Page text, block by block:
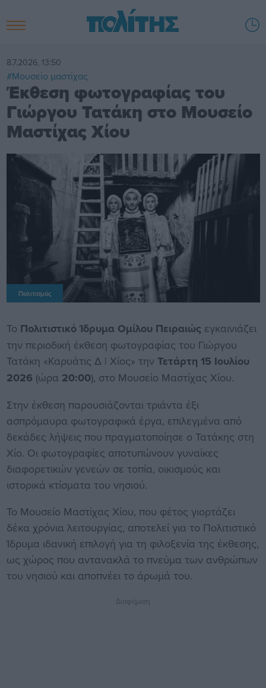
8.7.2026, 13:50
#Μουσείο μαστίχας
Έκθεση φωτογραφίας του
Γιώργου Τατάκη στο Μουσείο
Μαστίχας Χίου
Πολιτισμός
Το Πολιτιστικό Ίδρυμα Ομίλου Πειραιώς εγκαινιάζει
την περιοδική έκθεση φωτογραφίας του Γιώργου
Τατάκη «Καρυάτις Δ | Χίος» την Τετάρτη 15 Ιουλίου
2026 (ώρα 20:00), στο Μουσείο Μαστίχας Χίου.
Στην έκθεση παρουσιάζονται τριάντα έξι
ασπρόμαυρα φωτογραφικά έργα, επιλεγμένα από
δεκάδες λήψεις που πραγματοποίησε ο Τατάκης στη
Χίο. Οι φωτογραφίες αποτυπώνουν γυναίκες
διαφορετικών γενεών σε τοπία, οικισμούς και
ιστορικά κτίσματα του νησιού.
Το Μουσείο Μαστίχας Χίου, που φέτος γιορτάζει
δέκα χρόνια λειτουργίας, αποτελεί για το Πολιτιστικό
Ίδρυμα ιδανική επιλογή για τη φιλοξενία της έκθεσης,
ως χώρος που αντανακλά το πνεύμα των ανθρώπων
του νησιού και αποπνέει το άρωμά του.
Διαφήμιση